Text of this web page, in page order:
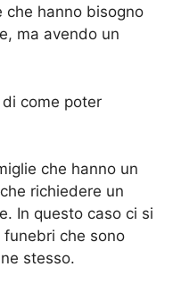
che hanno bisogno
ma avendo un
come poter
che hanno un
richiedere un
In questo caso ci si
che sono
stesso.